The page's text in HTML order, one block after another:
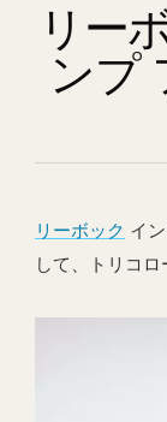
リー
ンプ
リーボック イ
して、トリコロ